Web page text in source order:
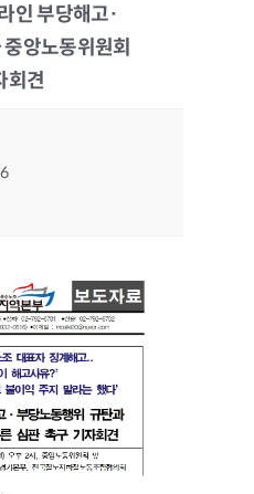
인 부당해고·
앙노동위원회
회견